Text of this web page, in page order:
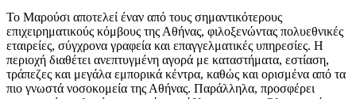
Το Μαρούσι αποτελεί έναν από τους σημαντικότερους
επιχειρηματικούς κόμβους της Αθήνας, φιλοξενώντας πολυεθνικές
εταιρείες, σύγχρονα γραφεία και επαγγελματικές υπηρεσίες. Η
περιοχή διαθέτει ανεπτυγμένη αγορά με καταστήματα, εστίαση,
τράπεζες και μεγάλα εμπορικά κέντρα, καθώς και ορισμένα από τα
πιο γνωστά νοσοκομεία της Αθήνας. Παράλληλα, προσφέρει